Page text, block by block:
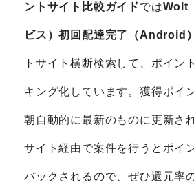
ントサイト比較ガイドではWolt
ビス）初回配達完了（Android）
トサイト横断検索して、ポイン
キング化しています。獲得ポイ
朝自動的に最新のものに更新さ
サイト経由で案件を行うとポイ
バックされるので、ぜひ還元率